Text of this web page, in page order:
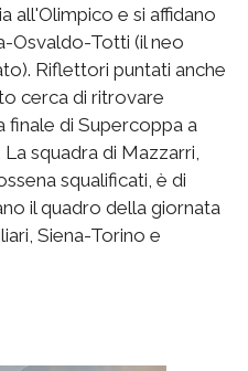
all'Olimpico e si affidano
Osvaldo-Totti (il neo
Riflettori puntati anche
cerca di ritrovare
finale di Supercoppa a
squadra di Mazzarri,
squalificati, è di
il quadro della giornata
Siena-Torino e